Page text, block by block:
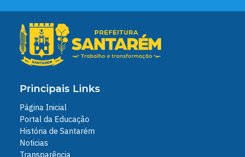
Principais Links
Página Inicial
Portal da Educação
História de Santarém
Noticias
Transparência